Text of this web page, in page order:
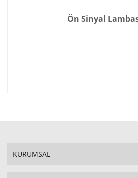
Ön Sinyal
KURUMSAL